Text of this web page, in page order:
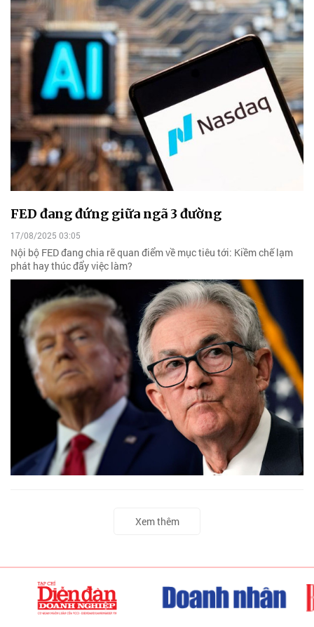
FED đang đứng giữa ngã 3 đường
17/08/2025 03:05
Nội bộ FED đang chia rẽ quan điểm về mục tiêu tới: Kiềm chế lạm
phát hay thúc đẩy việc làm?
Xem thêm